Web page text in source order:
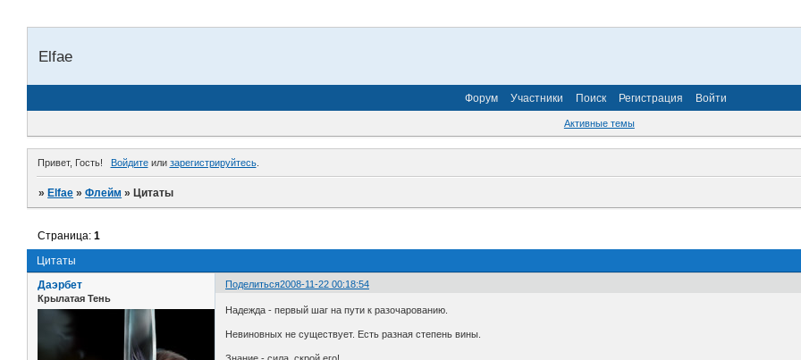
Elfae
Форум Участники Поиск Регистрация Войти
Активные темы
Привет, Гость! Войдитеили зарегистрируйтесь.
»Elfae »Флейм »Цитаты
Цитаты
Страница:1
Поделиться2008-11-22 00:18:54
Даэрбет
Крылатая Тень
Надежда - первый шаг на пути к разочарованию.
Невиновных не существует. Есть разная степень вины.